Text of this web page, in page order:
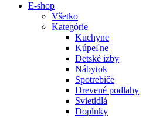
E-shop
Všetko
Kategórie
Kuchyne
Kúpeľne
Detské izby
Nábytok
Spotrebiče
Drevené podlahy
Svietidlá
Doplnky